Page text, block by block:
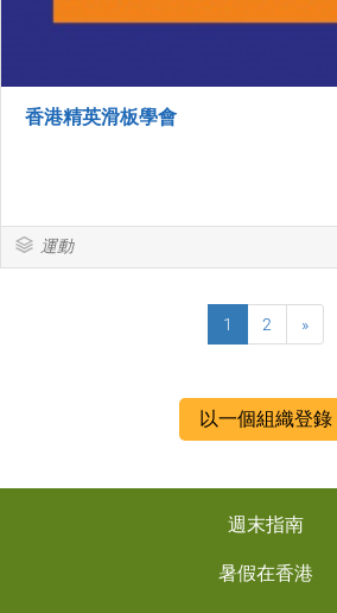
香港精英滑板學會
運動
1 2 »
以一個組織登錄
週末指南
暑假在香港